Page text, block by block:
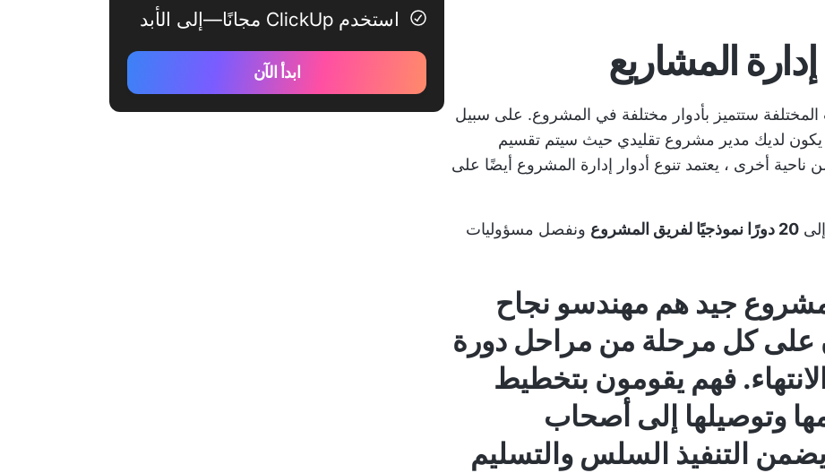
ستتميز بأدوار مختلفة في المشروع. على سبيل
يكون لديك مدير مشروع تقليدي حيث سيتم تقسيم
ناحية أخرى ، يعتمد تنوع أدوار إدارة المشروع أيضًا على
20 دورًا نموذجيًا لفريق المشروع
ونفصل مسؤوليات
جيد هم مهندسو نجاح
كل مرحلة من مراحل دورة
فهم يقومون بتخطيط
وتوصيلها إلى أصحاب
التنفيذ السلس والتسليم
استخدم ClickUp مجانًا—إلى الأبد
ابدأ الآن